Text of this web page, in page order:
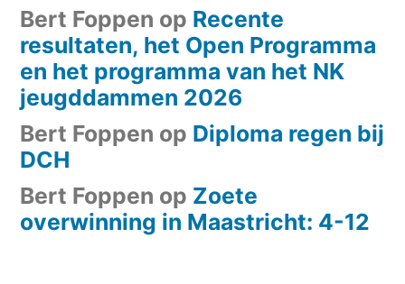
Bert Foppen op Recente
resultaten, het Open Programma
en het programma van het NK
jeugddammen 2026
Bert Foppen op Diploma regen bij
DCH
Bert Foppen op Zoete
overwinning in Maastricht: 4-12